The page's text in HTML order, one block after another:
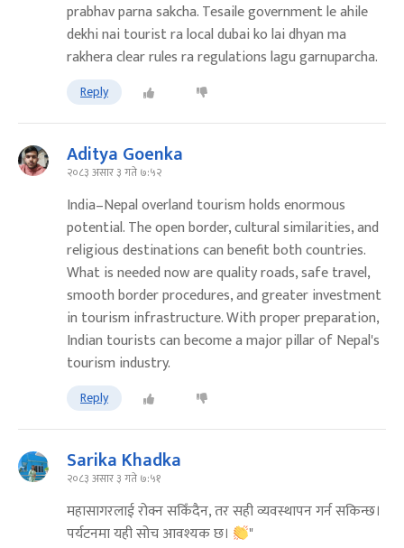
prabhav parna sakcha. Tesaile government le ahile
dekhi nai tourist ra local dubai ko lai dhyan ma
rakhera clear rules ra regulations lagu garnuparcha.
Reply
Aditya Goenka
२०८३ असार ३ गते ७:५२
India–Nepal overland tourism holds enormous
potential. The open border, cultural similarities, and
religious destinations can benefit both countries.
What is needed now are quality roads, safe travel,
smooth border procedures, and greater investment
in tourism infrastructure. With proper preparation,
Indian tourists can become a major pillar of Nepal's
tourism industry.
Reply
Sarika Khadka
२०८३ असार ३ गते ७:५१
महासागरलाई रोक्न सकिँदैन, तर सही व्यवस्थापन गर्न सकिन्छ।
पर्यटनमा यही सोच आवश्यक छ।
"